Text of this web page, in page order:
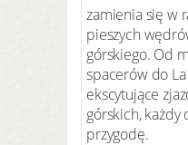
zamienia się w
pieszych
górskiego. Od
spacerów do
ekscytujące
górskich,
przygodę.